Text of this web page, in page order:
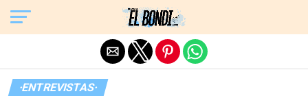
·ENTREVISTAS·
Exit mobile version